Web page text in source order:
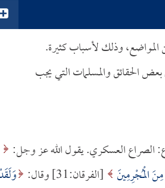
وذلك لأسباب كثيرة.
بعض الحقائق والمسلمات التي يجب
الصراع العسكري. يقول الله عز وجل:
الْمُجْرِمِينَ [الفرقان:31] وقال: